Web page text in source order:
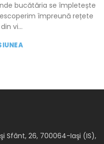
bucătăria se împletește
împreună rețete
vi...
Sfânt, 26, 700064-Iaşi (IS),